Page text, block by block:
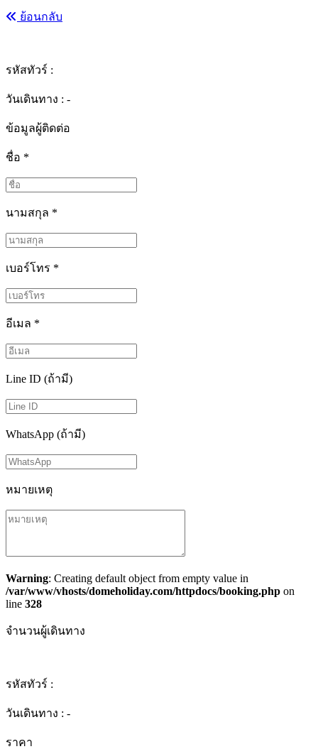
ย้อนกลับ
รหัสทัวร์ :
วันเดินทาง : -
ข้อมูลผู้ติดต่อ
ชื่อ *
นามสกุล *
เบอร์โทร *
อีเมล *
Line ID (ถ้ามี)
WhatsApp (ถ้ามี)
หมายเหตุ
Warning: Creating default object from empty value in
/var/www/vhosts/domeholiday.com/httpdocs/booking.php on
line 328
จำนวนผู้เดินทาง
รหัสทัวร์ :
วันเดินทาง : -
ราคา